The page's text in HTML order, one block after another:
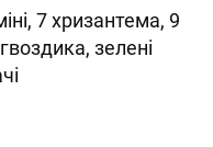
7 хризантема, 9
зелені